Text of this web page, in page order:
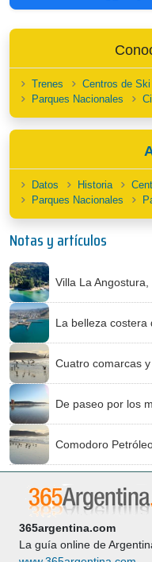
Trenes Centros de Ski
Parques Nacionales
Datos Historia
Parques Nacionales
Notas y artículos
Villa La
La belleza costera
Cuatro comarcas
De paseo por los
Comodoro
365argentina.com
La guía online de